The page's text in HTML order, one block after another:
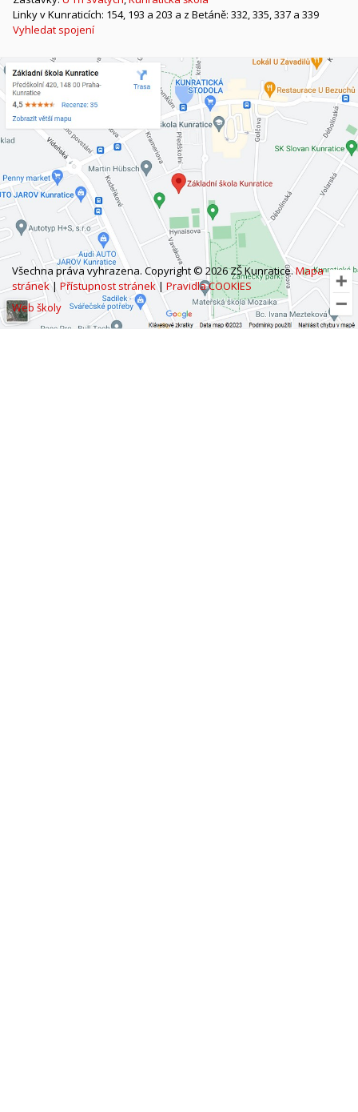
Linky v Kunraticích: 154, 193 a 203 a z Betáně: 332, 335, 337 a 339
Vyhledat spojení
Všechna práva vyhrazena. Copyright © 2026 ZŠ Kunratice.Mapa
stránek| Přístupnost stránek| Pravidla COOKIES
Web školy